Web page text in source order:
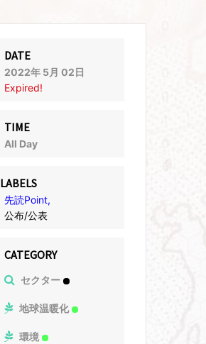
DATE
2022年 5月 02日
Expired!
TIME
All Day
LABELS
先読Point,
公布/公表
CATEGORY
セクター
地球温暖化
環境